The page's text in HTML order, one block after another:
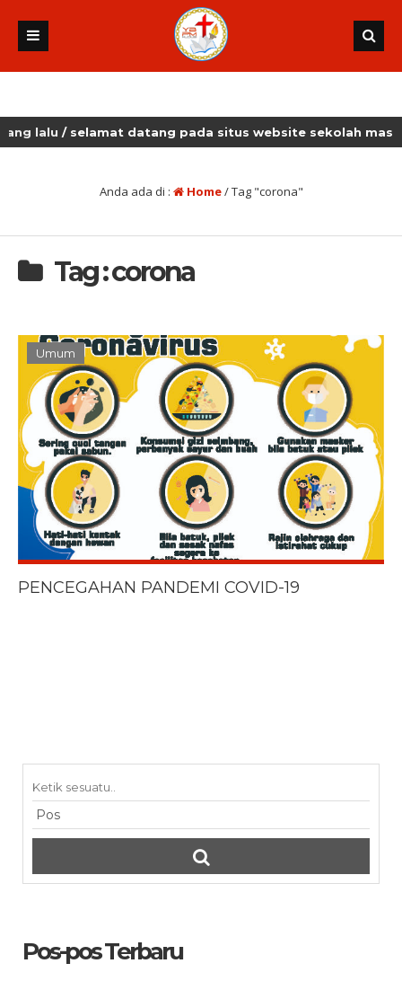
/ selamat datang pada situs website sekolah masehi
Anda ada di : Home/Tag "corona"
Tag : corona
Umum
PENCEGAHAN PANDEMI COVID-19
Pos-pos Terbaru